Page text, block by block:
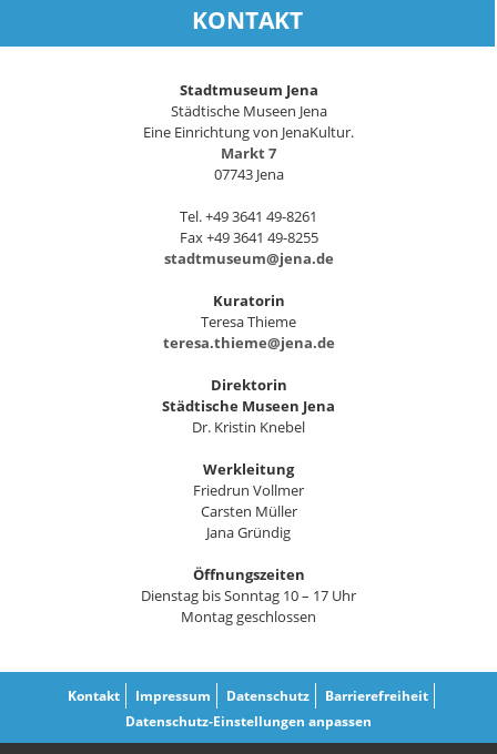
KONTAKT
Stadtmuseum Jena
Städtische Museen Jena
Eine Einrichtung von JenaKultur.
Markt 7
07743 Jena
Tel. +49 3641 49-8261
Fax +49 3641 49-8255
stadtmuseum@jena.de
Kuratorin
Teresa Thieme
teresa.thieme@jena.de
Direktorin
Städtische Museen Jena
Dr. Kristin Knebel
Werkleitung
Friedrun Vollmer
Carsten Müller
Jana Gründig
Öffnungszeiten
Dienstag bis Sonntag 10 – 17 Uhr
Montag geschlossen
Kontakt Impressum Datenschutz
Barrierefreiheit
Datenschutz-Einstellungen anpassen